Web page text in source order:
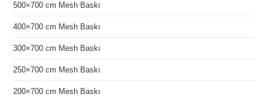
500×700 cm Mesh Baskı
400×700 cm Mesh Baskı
300×700 cm Mesh Baskı
250×700 cm Mesh Baskı
200×700 cm Mesh Baskı